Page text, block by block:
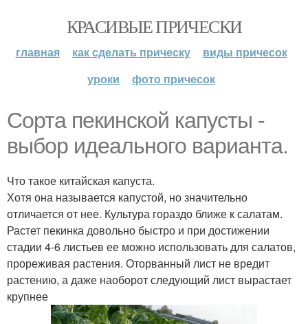
КРАСИВЫЕ ПРИЧЕСКИ
главная как сделать прическу
виды причесок
уроки
фото причесок
Cорта пекинской капусты -
выбор идеального варианта.
Что такое китайская капуста.
Хотя она называется капустой, но значительно
отличается от нее. Культура гораздо ближе к салатам.
Растет пекинка довольно быстро и при достижении
стадии 4-6 листьев ее можно использовать для салатов,
прореживая растения. Оторванный лист не вредит
растению, а даже наоборот следующий лист вырастает
крупнее